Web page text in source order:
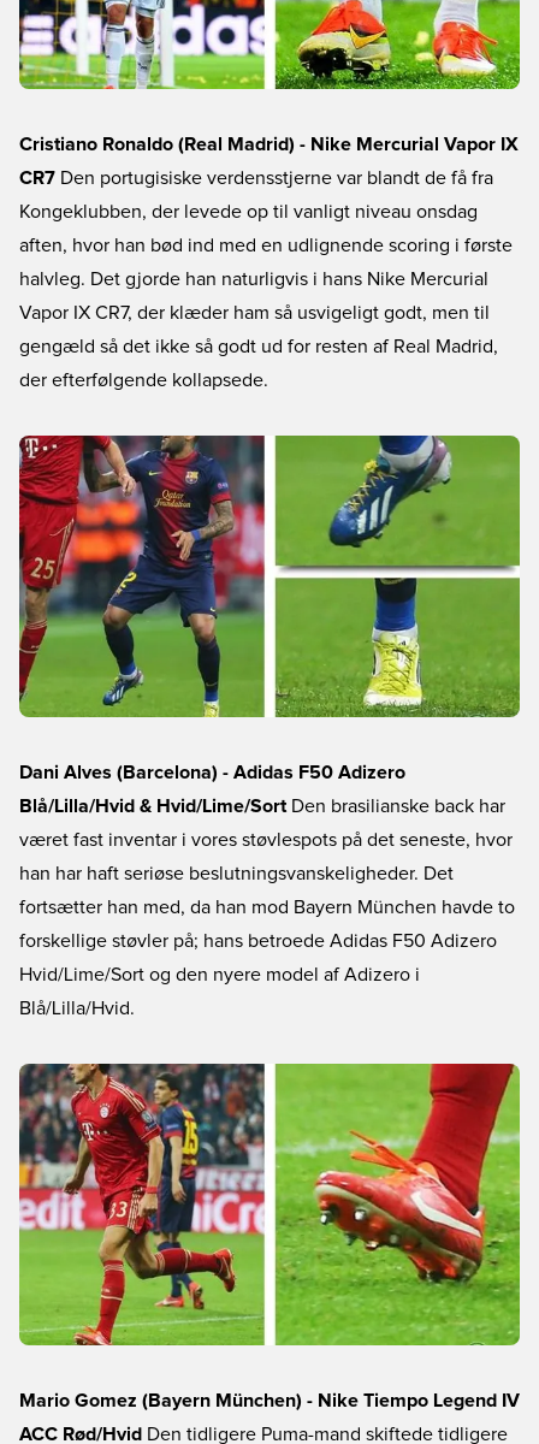
Cristiano Ronaldo (Real Madrid) - Nike Mercurial Vapor IX
CR7 Den portugisiske verdensstjerne var blandt de få fra
Kongeklubben, der levede op til vanligt niveau onsdag
aften, hvor han bød ind med en udlignende scoring i første
halvleg. Det gjorde han naturligvis i hans Nike Mercurial
Vapor IX CR7, der klæder ham så usvigeligt godt, men til
gengæld så det ikke så godt ud for resten af Real Madrid,
der efterfølgende kollapsede.
Dani Alves (Barcelona) - Adidas F50 Adizero
Blå/Lilla/Hvid & Hvid/Lime/Sort Den brasilianske back har
været fast inventar i vores støvlespots på det seneste, hvor
han har haft seriøse beslutningsvanskeligheder. Det
fortsætter han med, da han mod Bayern München havde to
forskellige støvler på; hans betroede Adidas F50 Adizero
Hvid/Lime/Sort og den nyere model af Adizero i
Blå/Lilla/Hvid.
Mario Gomez (Bayern München) - Nike Tiempo Legend IV
ACC Rød/Hvid Den tidligere Puma-mand skiftede tidligere